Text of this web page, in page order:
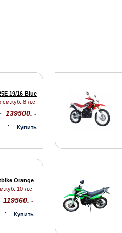
19/16 Blue
см.куб. 8 л.с.
139500. -
Купить
Orange
10 л.с.
119560. -
Купить